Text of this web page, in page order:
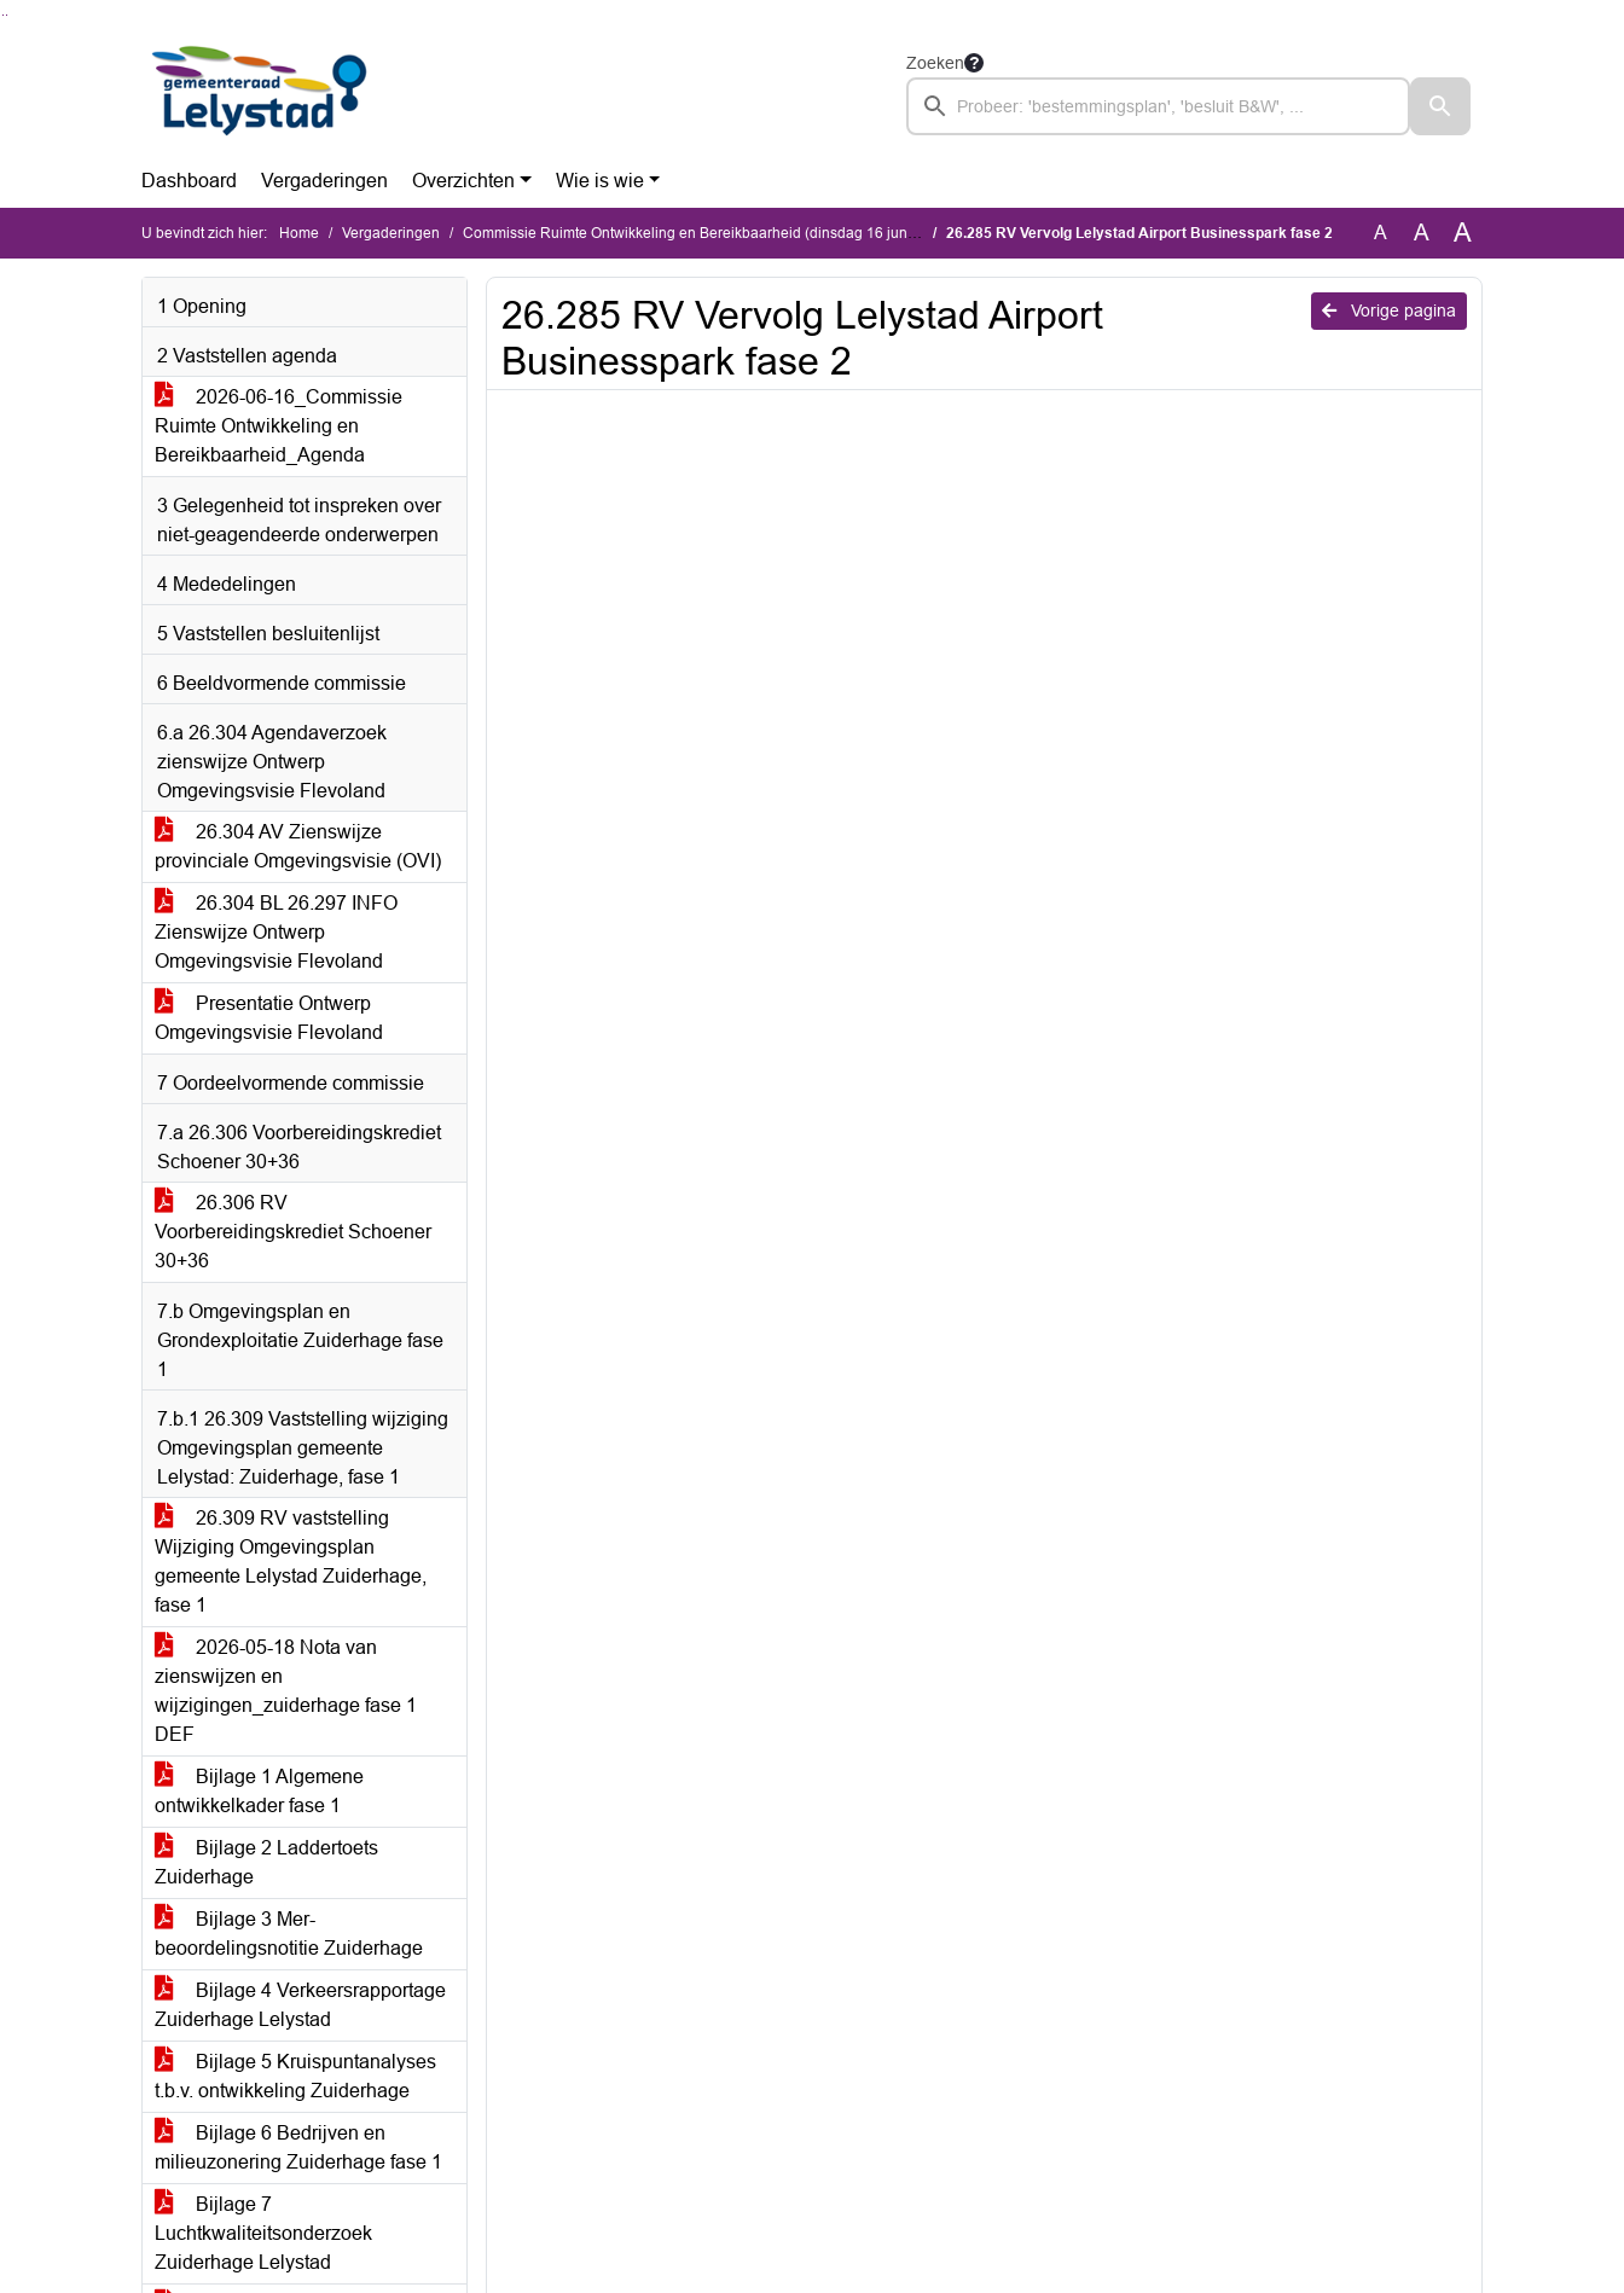
Zoeken
Dashboard Vergaderingen Overzichten Wie is wie
U bevindt zich hier: Home Vergaderingen Commissie Ruimte Ontwikkeling en Bereikbaarheid (dinsdag 16 juni 2026) 26.285 RV Vervolg Lelystad Airport Businesspark fase 2 A A A
1 Opening
2 Vaststellen agenda
2026-06-16_Commissie
Ruimte Ontwikkeling en
Bereikbaarheid_Agenda
3 Gelegenheid tot inspreken over
niet-geagendeerde onderwerpen
4 Mededelingen
5 Vaststellen besluitenlijst
6 Beeldvormende commissie
6.a 26.304 Agendaverzoek
zienswijze Ontwerp
Omgevingsvisie Flevoland
26.304 AV Zienswijze
provinciale Omgevingsvisie (OVI)
26.304 BL 26.297 INFO
Zienswijze Ontwerp
Omgevingsvisie Flevoland
Presentatie Ontwerp
Omgevingsvisie Flevoland
7 Oordeelvormende commissie
7.a 26.306 Voorbereidingskrediet
Schoener 30+36
26.306 RV
Voorbereidingskrediet Schoener
30+36
7.b Omgevingsplan en
Grondexploitatie Zuiderhage fase
1
7.b.1 26.309 Vaststelling wijziging
Omgevingsplan gemeente
Lelystad: Zuiderhage, fase 1
26.309 RV vaststelling
Wijziging Omgevingsplan
gemeente Lelystad Zuiderhage,
fase 1
2026-05-18 Nota van
zienswijzen en
wijzigingen_zuiderhage fase 1
DEF
Bijlage 1 Algemene
ontwikkelkader fase 1
Bijlage 2 Laddertoets
Zuiderhage
Bijlage 3 Mer-
beoordelingsnotitie Zuiderhage
Bijlage 4 Verkeersrapportage
Zuiderhage Lelystad
Bijlage 5 Kruispuntanalyses
t.b.v. ontwikkeling Zuiderhage
Bijlage 6 Bedrijven en
milieuzonering Zuiderhage fase 1
Bijlage 7
Luchtkwaliteitsonderzoek
Zuiderhage Lelystad
Vorige pagina
26.285 RV Vervolg Lelystad Airport
Businesspark fase 2